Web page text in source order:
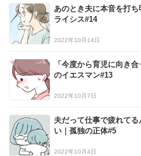
あのとき夫に本音を打
ライシス#14
2022年10月14日
「今度から育児に向き
のイエスマン#13
2022年10月7日
夫だって仕事で疲れて
い｜孤独の正体#5
2022年10月4日